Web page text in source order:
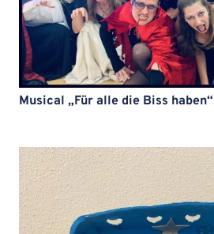
Musical „Für alle die Biss haben“